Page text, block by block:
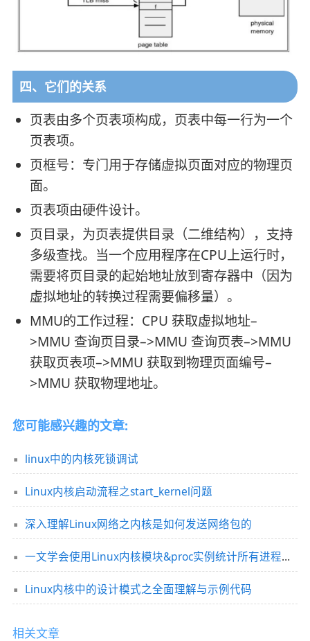
四、它们的关系
页表由多个页表项构成，页表中每一行为一个
页表项。
页框号：专门用于存储虚拟页面对应的物理页
面。
页表项由硬件设计。
页目录，为页表提供目录（二维结构），支持
多级查找。当一个应用程序在CPU上运行时，
需要将页目录的起始地址放到寄存器中（因为
虚拟地址的转换过程需要偏移量）。
MMU的工作过程：CPU 获取虚拟地址–
>MMU 查询页目录–>MMU 查询页表–>MMU
获取页表项–>MMU 获取到物理页面编号–
>MMU 获取物理地址。
您可能感兴趣的文章:
linux中的内核死锁调试
Linux内核启动流程之start_kernel问题
深入理解Linux网络之内核是如何发送网络包的
一文学会使用Linux内核模块&proc实例统计所有进程信息
Linux内核中的设计模式之全面理解与示例代码
相关文章